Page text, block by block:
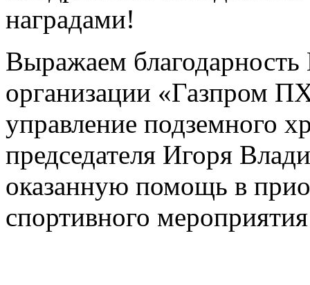
наградами!
Выражаем
организации «Газпром
управление подземного
председателя Игоря
оказанную помощь в
спортивного